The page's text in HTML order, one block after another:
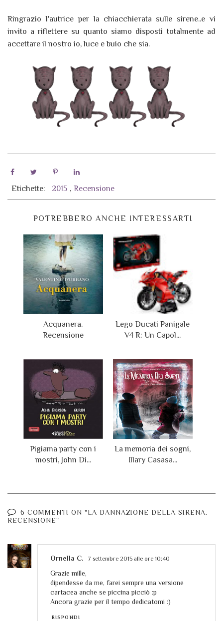
Ringrazio l'autrice per la chiacchierata sulle sirene..e vi
invito a riflettere su quanto siamo disposti totalmente ad
accettare il nostro io, luce e buio che sia.
Etichette: 2015 , Recensione
POTREBBERO ANCHE INTERESSARTI
Acquanera.
Recensione
Lego Ducati Panigale
V4 R: Un Capol...
Pigiama party con i
mostri, John Di...
La memoria dei sogni,
Illary Casasa...
6 COMMENTI ON "LA DANNAZIONE DELLA SIRENA.
RECENSIONE"
Ornella C. 7 settembre 2015 alle ore 10:40
Grazie mille,
dipendesse da me, farei sempre una versione
cartacea anche se piccina picciò :p
Ancora grazie per il tempo dedicatomi :)
RISPONDI